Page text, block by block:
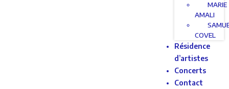
MARIE
AMALI
COVEL
Résidence
d’artistes
Concerts
Contact